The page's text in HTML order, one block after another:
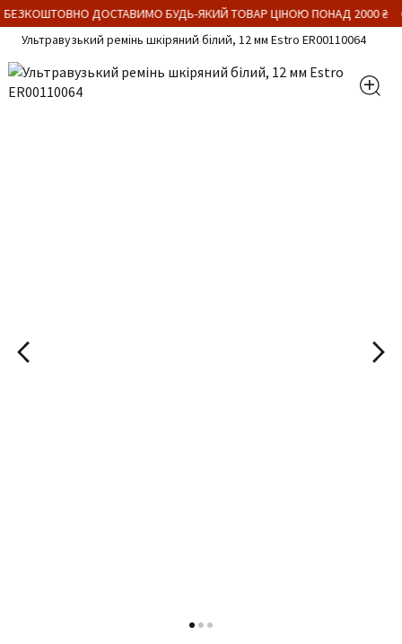
ДОСТАВИМО БУДЬ-ЯКИЙ ТОВАР ЦІНОЮ ПОНАД 2000 ₴
Ультравузький ремінь шкіряний білий, 12 мм Estro ER00110064